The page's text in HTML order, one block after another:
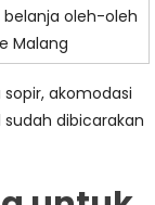
belanja oleh-oleh
Malang
akomodasi
dibicarakan